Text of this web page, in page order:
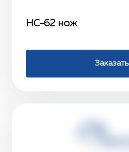
НС-62 нож
Заказать